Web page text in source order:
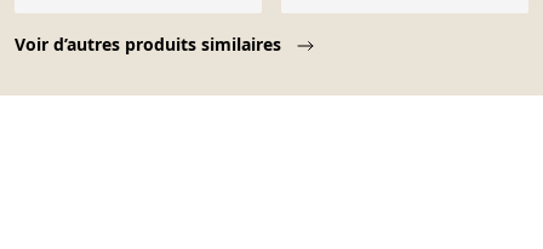
Voir d’autres produits similaires